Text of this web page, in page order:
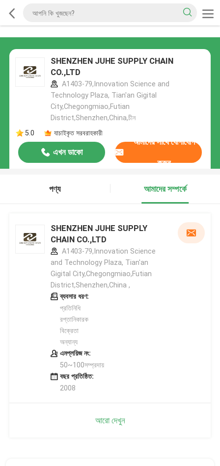
SHENZHEN JUHE SUPPLY CHAIN
CO.,LTD
A1403-79,Innovation Science and
Technology Plaza, Tian'an Gigital
City,Chegongmiao,Futian
District,Shenzhen,China,চীন
5.0
যাচাইকৃত সরবরাহকারী
এখন ডাকো
আমাদের সাথে যোগাযোগ
করুন
পণ্য আমাদের সম্পর্কে
SHENZHEN JUHE SUPPLY
CHAIN CO.,LTD
A1403-79,Innovation Science
and Technology Plaza, Tian'an
Gigital City,Chegongmiao,Futian
District,Shenzhen,China ,
ব্যবসার ধরণ:
প্রতিনিধি
রপ্তানিকারক
বিক্রেতা
অন্যান্য
এমপ্লয়িজ নং:
50~100সম্প্রদায়
বছর প্রতিষ্ঠিত:
2008
আরো দেখুন